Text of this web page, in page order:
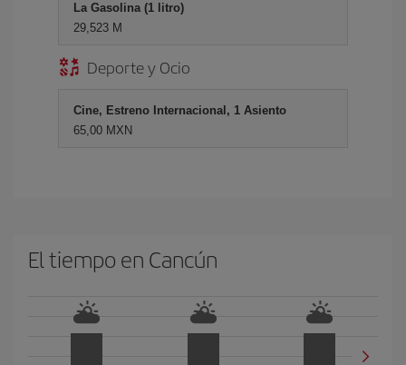
La Gasolina (1 litro)
29,523 M
Deporte y Ocio
Cine, Estreno Internacional, 1 Asiento
65,00 MXN
El tiempo en Cancún